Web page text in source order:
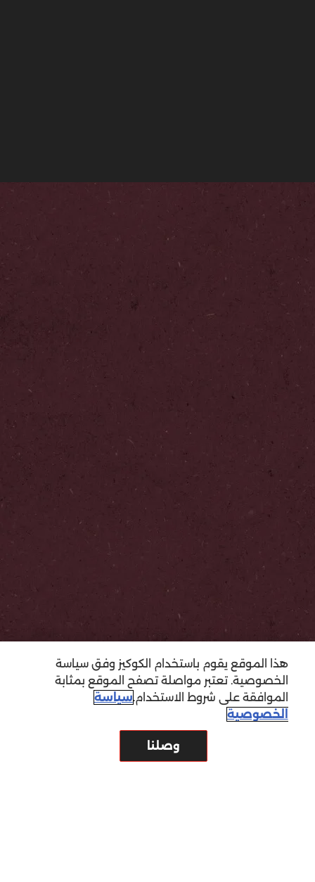
هذا الموقع يقوم باستخدام الكوكيز وفق سياسة
الخصوصية. تعتبر مواصلة تصفح الموقع بمثابة
الموافقة على شروط الاستخدام.سياسة
الخصوصية
وصلنا